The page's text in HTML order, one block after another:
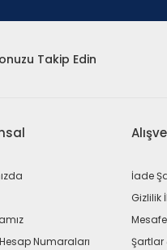
Takip Edin
Numaraları
İade
Gizlilik
Şartlar